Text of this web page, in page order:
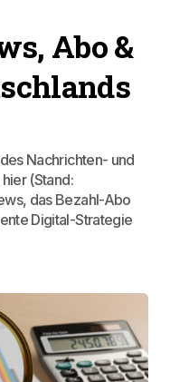
Abo &
Nachrichten- und
(Stand:
das Bezahl-Abo
Digital-Strategie